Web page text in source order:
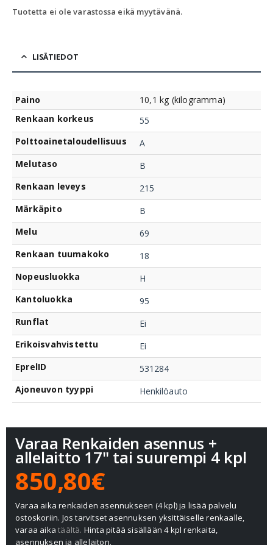
Tuotetta ei ole varastossa eikä myytävänä.
LISÄTIEDOT
Paino
10,1 kg (kilogramma)
Renkaan korkeus
55
Polttoainetaloudellisuus
A
Melutaso
B
Renkaan leveys
215
Märkäpito
B
Melu
69
Renkaan tuumakoko
18
Nopeusluokka
H
Kantoluokka
95
Runflat
Ei
Erikoisvahvistettu
Ei
EprelID
531284
Ajoneuvon tyyppi
Henkilöauto
Varaa Renkaiden asennus +
allelaitto 17" tai suurempi 4 kpl
850,80€
Varaa aika renkaiden asennukseen (4 kpl) ja lisää palvelu
ostoskoriin. Jos tarvitset asennuksen yksittäiselle renkaalle,
varaa aikatäältä. Hinta pitää sisällään 4 kpl renkaita,
asennuksen ja allelaiton.